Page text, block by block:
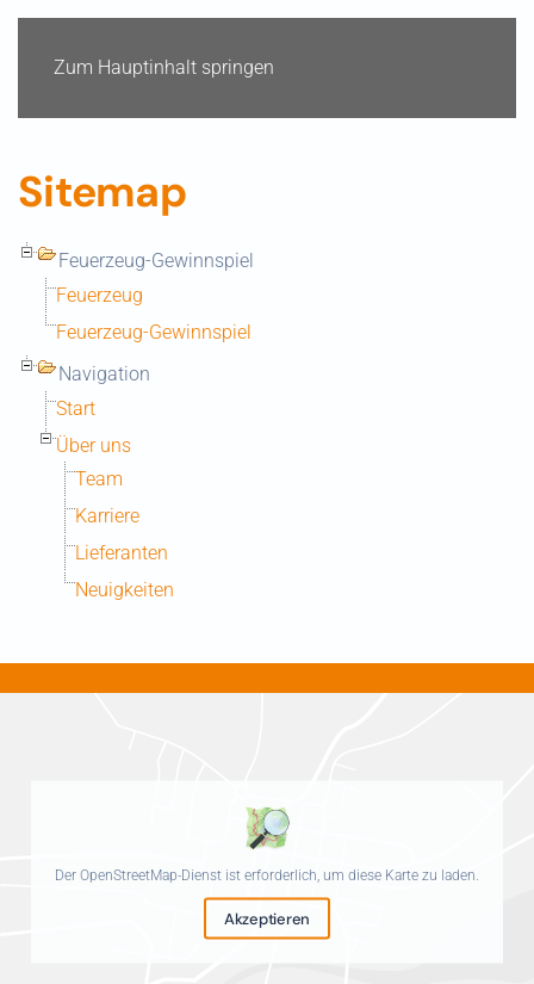
Zum Hauptinhalt springen
Sitemap
Feuerzeug-Gewinnspiel
Feuerzeug
Feuerzeug-Gewinnspiel
Navigation
Start
Über uns
Team
Karriere
Lieferanten
Neuigkeiten
Der OpenStreetMap-Dienst ist erforderlich, um diese Karte zu laden.
Akzeptieren